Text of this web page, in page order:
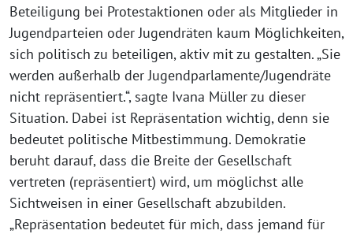
Beteiligung bei Protestaktionen oder als Mitglieder in
Jugendparteien oder Jugendräten kaum Möglichkeiten,
sich politisch zu be­tei­ligen, aktiv mit zu gestalten. „Sie
werden außerhalb der Jugendparlamente/Jugendräte
nicht repräsentiert.“, sagte Ivana Müller zu dieser
Situation. Dabei ist Repräsentation wichtig, denn sie
bedeutet politische Mitbestimmung. Demokratie
beruht darauf, dass die Breite der Gesellschaft
vertreten (repräsentiert) wird, um möglichst alle
Sichtweisen in einer Gesellschaft abzubilden.
„Repräsentation bedeutet für mich, dass jemand für